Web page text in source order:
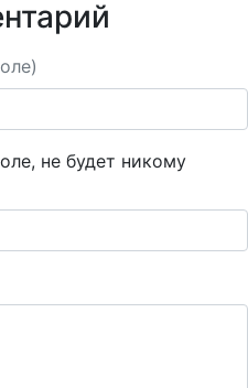
не будет никому